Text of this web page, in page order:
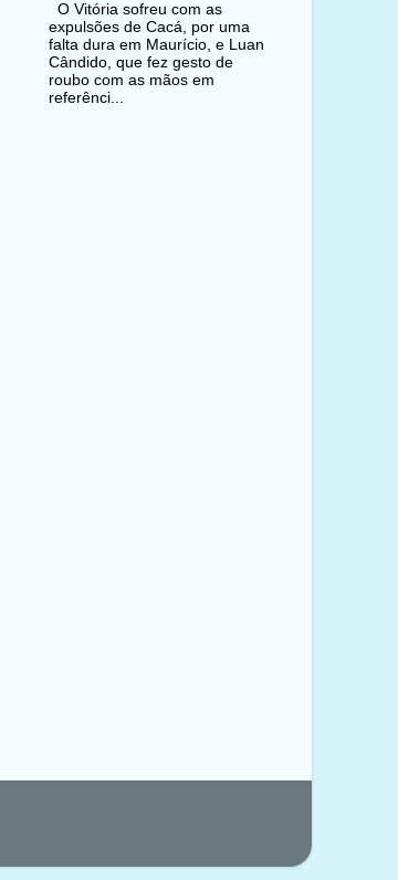
O Vitória sofreu com as
expulsões de Cacá, por uma
falta dura em Maurício, e Luan
Cândido, que fez gesto de
roubo com as mãos em
referênci...